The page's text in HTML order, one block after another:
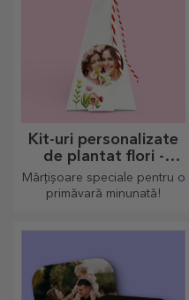
Kit-uri personalizate
de plantat flori -
mărțișor piramidă
Mărțișoare speciale pentru o
primăvară minunată!